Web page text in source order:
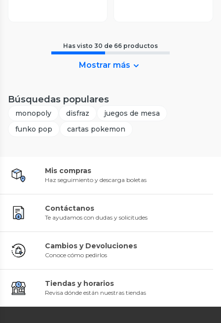
Has visto 30 de 66 productos
Mostrar más
Búsquedas populares
monopoly disfraz
juegos de mesa
funko pop
cartas pokemon
Mis compras
Haz seguimiento y descarga boletas
Contáctanos
Te ayudamos con dudas y solicitudes
Cambios y Devoluciones
Conoce cómo pedirlos
Tiendas y horarios
Revisa dónde están nuestras tiendas